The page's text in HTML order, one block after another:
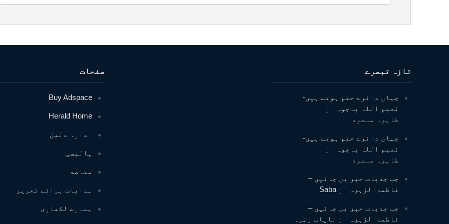
صفحات
Buy Adspace
Herald Home
ادارہ دلیل
پالیسی
مقاصد
ہدایات برائے تحریر
ہمارے لکھاری
تازہ تبصرے
جہاں دائرے ختم ہوتے ہیں-
نعیم اللہ باجوہ
از
طاہرہ مسعود
جہاں دائرے ختم ہوتے ہیں-
نعیم اللہ باجوہ
از
طاہرہ مسعود
جب جذبات خبر بن جائیں –
فاطمۃالزہرہ
ازSaba
جب جذبات خبر بن جائیں –
فاطمۃالزہرہ
از نایاب زہرہ